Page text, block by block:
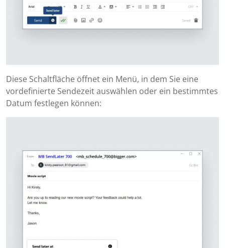
Diese Schaltfläche öffnet ein Menü, in dem Sie eine
vordefinierte Sendezeit auswählen oder ein bestimmtes
Datum festlegen können: